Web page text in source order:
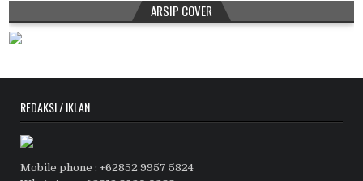
ARSIP COVER
REDAKSI / IKLAN
Mobile phone : +62852 9957 5824